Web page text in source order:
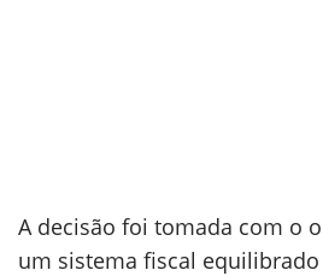
A decisão foi tomada com o
um sistema fiscal